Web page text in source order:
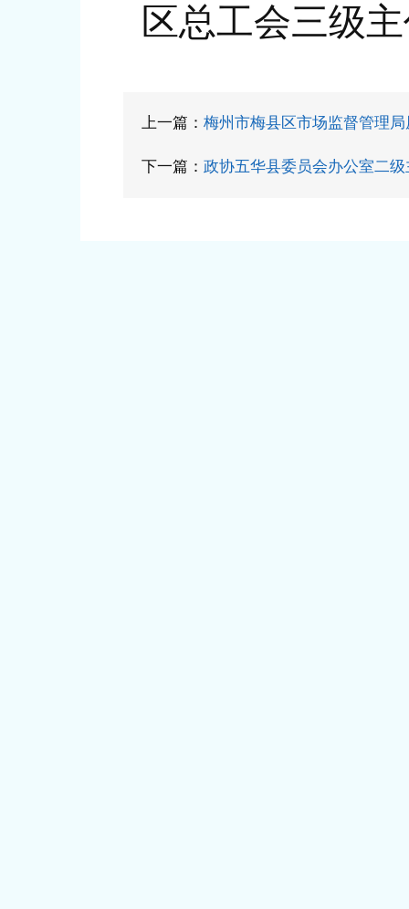
区总工会三级
上一篇： 梅州市梅县区市场监督管理
下一篇： 政协五华县委员会办公室二